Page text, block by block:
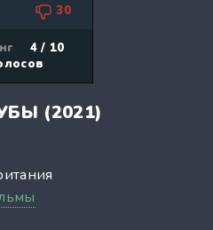
30
4 / 10
(2021)